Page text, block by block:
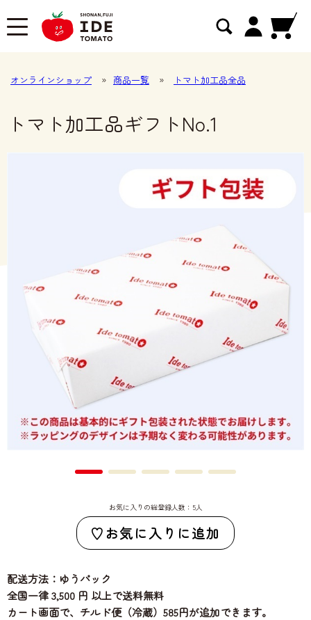
オンラインショップ » 商品一覧 » トマト加工品全品
トマト加工品ギフトNo.1
お気に入りの総登録人数：5人
お気に入りに追加
配送方法：ゆうパック
全国一律 3,500 円 以上で送料無料
カート画面で、チルド便（冷蔵）585円が追加できます。